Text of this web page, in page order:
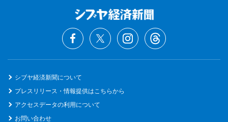
シブヤ経済新聞について
プレスリリース・情報提供はこちらから
アクセスデータの利用について
お問い合わせ